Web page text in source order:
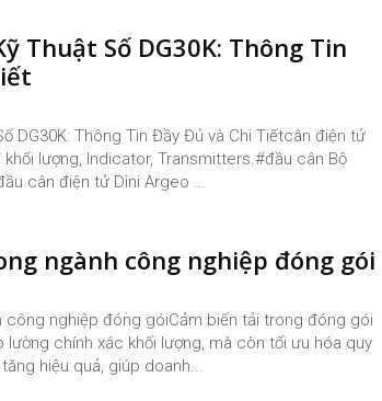
Thuật Số DG30K: Thông Tin
DG30K: Thông Tin Đầy Đủ và Chi Tiếtcân điện tử
khối lượng, Indicator, Transmitters.#đầu cân Bộ
cân điện tử Dini Argeo ...
ngành công nghiệp đóng gói
công nghiệp đóng góiCảm biến tải trong đóng gói
chính xác khối lượng, mà còn tối ưu hóa quy
hiệu quả, giúp doanh...